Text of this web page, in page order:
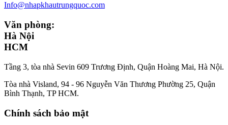
Info@nhapkhautrungquoc.com
Văn phòng:
Hà Nội
HCM
Tầng 3, tòa nhà Sevin 609 Trương Định, Quận Hoàng Mai, Hà Nội.
Tòa nhà Visland, 94 - 96 Nguyễn Văn Thương Phường 25, Quận
Bình Thạnh, TP HCM.
Chính sách bảo mật